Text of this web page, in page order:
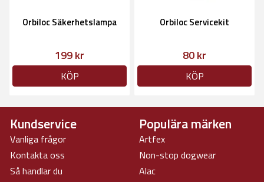
Orbiloc Säkerhetslampa
199 kr
KÖP
Orbiloc Servicekit
80 kr
KÖP
Kundservice
Vanliga frågor
Kontakta oss
Så handlar du
Populära märken
Artfex
Non-stop dogwear
Alac